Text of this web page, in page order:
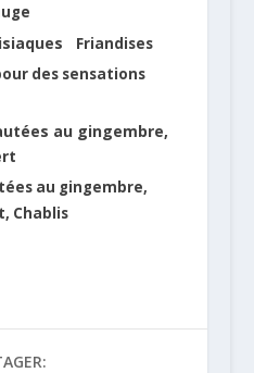
Friandises
des sensations
au gingembre,
Chablis